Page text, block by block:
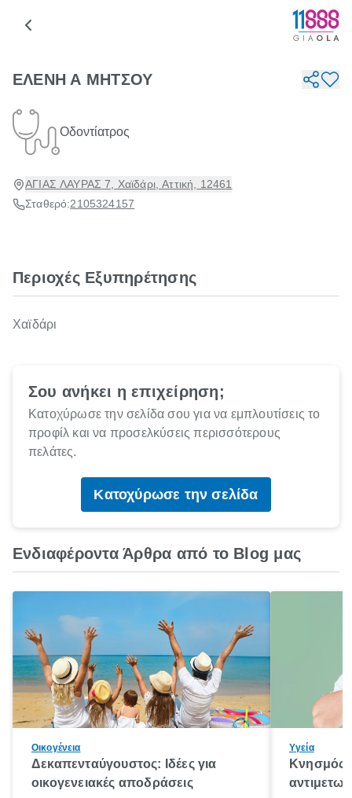
ΕΛΕΝΗ Α ΜΗΤΣΟΥ
Οδοντίατρος
ΑΓΙΑΣ ΛΑΥΡΑΣ 7, Χαϊδάρι, Αττική, 12461
Σταθερό:2105324157
Περιοχές Εξυπηρέτησης
Χαϊδάρι
Σου ανήκει η επιχείρηση;
Κατοχύρωσε την σελίδα σου για να εμπλουτίσεις το
προφίλ και να προσελκύσεις περισσότερους
πελάτες.
Κατοχύρωσε την σελίδα
Ενδιαφέροντα Άρθρα από το Blog μας
Οικογένεια
Δεκαπενταύγουστος: Ιδέες για
οικογενειακές αποδράσεις
Υγεία
Κνησμός: